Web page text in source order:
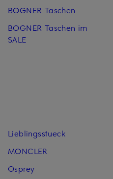
BOGNER Taschen
BOGNER Taschen im
SALE
Lieblingsstueck
MONCLER
Osprey